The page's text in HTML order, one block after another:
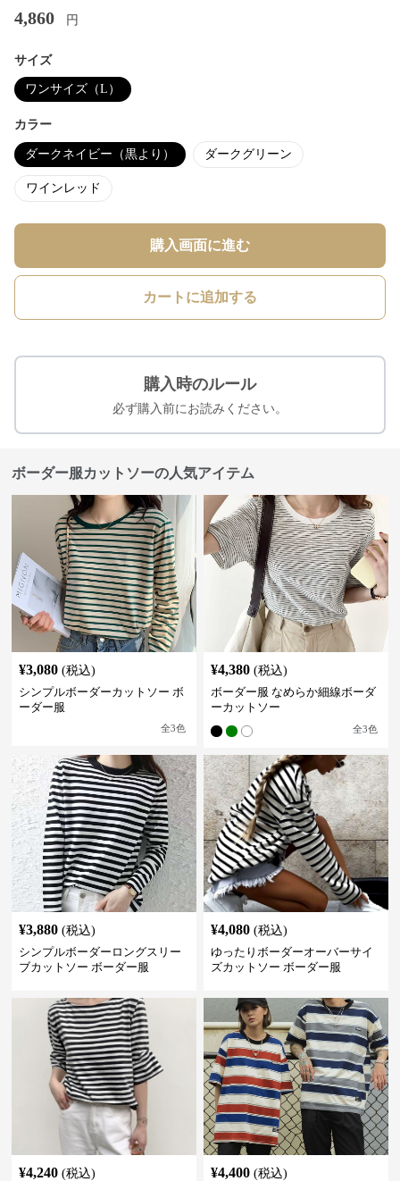
4,860 円
サイズ
ワンサイズ（L）
カラー
ダークネイビー（黒より） ダークグリーン
ワインレッド
購入画面に進む
カートに追加する
購入時のルール
必ず購入前にお読みください。
ボーダー服カットソーの人気アイテム
¥3,080 (税込)
シンプルボーダーカットソー ボ
ーダー服
全3色
¥4,380 (税込)
ボーダー服 なめらか細線ボーダ
ーカットソー
全3色
¥3,880 (税込)
シンプルボーダーロングスリー
ブカットソー ボーダー服
¥4,080 (税込)
ゆったりボーダーオーバーサイ
ズカットソー ボーダー服
¥4,240 (税込) ¥4,400 (税込)